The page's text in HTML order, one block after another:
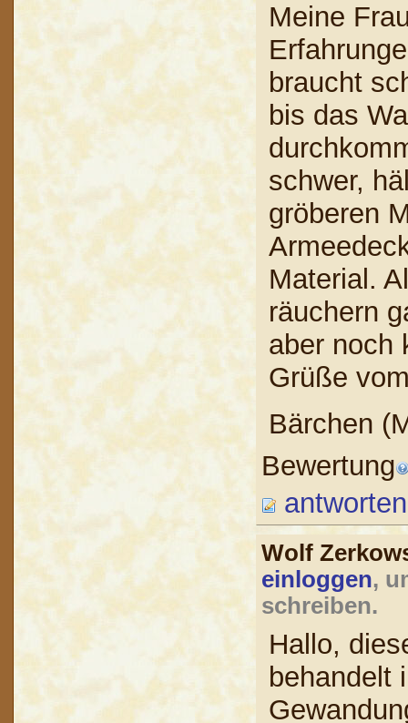
Meine
braucht
bis das
schwer,
gröberen
Material.
räuchern
aber noch
Grüße
Bärchen
Bewertung
antworten
Wolf
einloggen,
schreiben.
Hallo,
behandelt